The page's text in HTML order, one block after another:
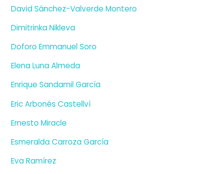
David Sánchez-Valverde Montero
Dimitrinka Nikleva
Doforo Emmanuel Soro
Elena Luna Almeda
Enrique Sandamil García
Eric Arbonés Castellví
Ernesto Miracle
Esmeralda Carroza García
Eva Ramírez